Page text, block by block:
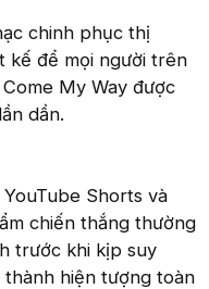
chinh phục thị
kế để mọi người trên
My Way được
dần.
Shorts và
chiến thắng thường
trước khi kịp suy
hiện tượng toàn